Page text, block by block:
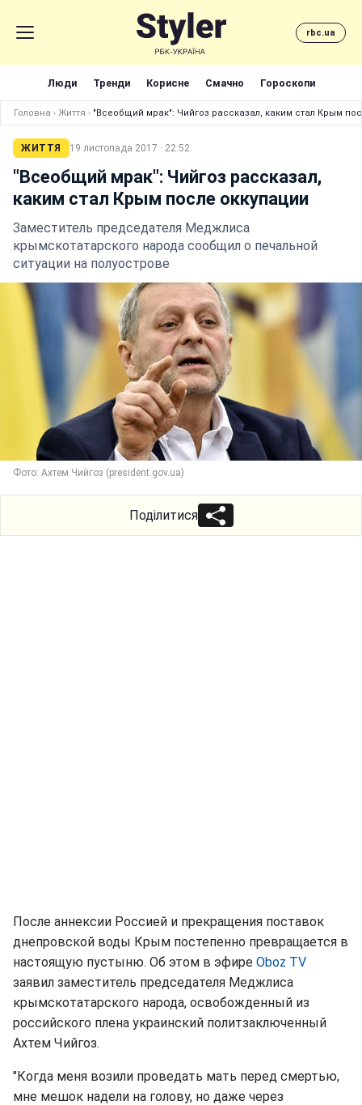
rbc.ua
Люди Тренди Корисне Смачно Гороскопи
Головна › Життя › "Всеобщий мрак": Чийгоз рассказал, каким стал Крым
ЖИТТЯ 19 листопада 2017 · 22:52
"Всеобщий мрак": Чийгоз рассказал,
каким стал Крым после оккупации
Заместитель председателя Меджлиса
крымскотатарского народа сообщил о печальной
ситуации на полуострове
Фото: Ахтем Чийгоз (president.gov.ua)
Поділитися
После аннексии Россией и прекращения поставок
днепровской воды Крым постепенно превращается в
настоящую пустыню. Об этом в эфире Oboz TV
заявил заместитель председателя Меджлиса
крымскотатарского народа, освобожденный из
российского плена украинский политзаключенный
Ахтем Чийгоз.
"Когда меня возили проведать мать перед смертью,
мне мешок надели на голову, но даже через